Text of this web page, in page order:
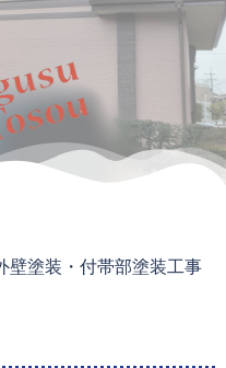
壁塗装・付帯部塗装工事